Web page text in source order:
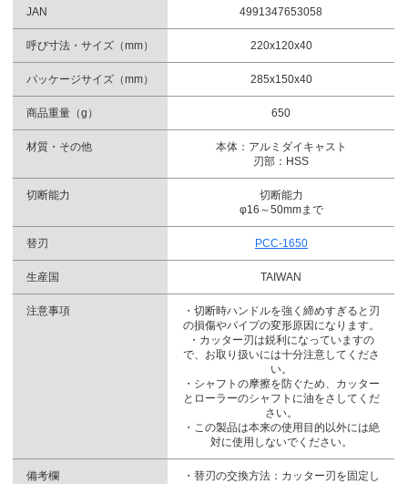
JAN 4991347653058
呼び寸法・サイズ（mm） 220x120x40
パッケージサイズ（mm） 285x150x40
商品重量（g） 650
材質・その他
本体：アルミダイキャスト
刃部：HSS
切断能力
切断能力
φ16～50mmまで
替刃 PCC-1650
生産国 TAIWAN
注意事項
・切断時ハンドルを強く締めすぎると刃
の損傷やパイプの変形原因になります。
・カッター刃は鋭利になっていますの
で、お取り扱いには十分注意してくださ
い。
・シャフトの摩擦を防ぐため、カッター
とローラーのシャフトに油をさしてくだ
さい。
・この製品は本来の使用目的以外には絶
対に使用しないでください。
備考欄
・替刃の交換方法：カッター刃を固定し